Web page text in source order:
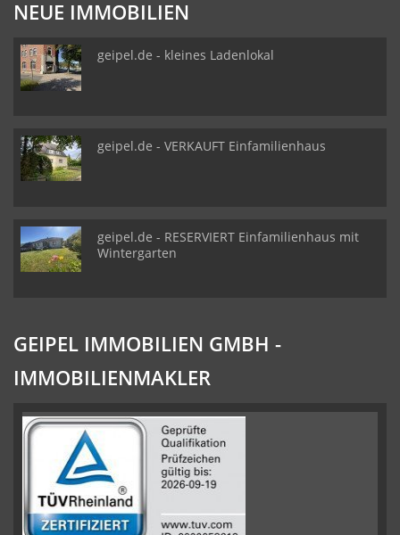
NEUE IMMOBILIEN
geipel.de - kleines Ladenlokal
geipel.de - VERKAUFT Einfamilienhaus
geipel.de - RESERVIERT Einfamilienhaus mit
Wintergarten
GEIPEL IMMOBILIEN GMBH -
IMMOBILIENMAKLER